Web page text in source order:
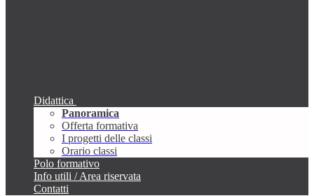
Didattica
Panoramica
Offerta formativa
I progetti delle classi
Orario classi
Polo formativo
Info utili / Area riservata
Contatti